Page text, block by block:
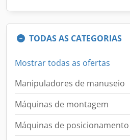
TODAS AS CATEGORIAS
Mostrar todas as ofertas
Manipuladores de manuseio
Máquinas de montagem
Máquinas de posicionamento